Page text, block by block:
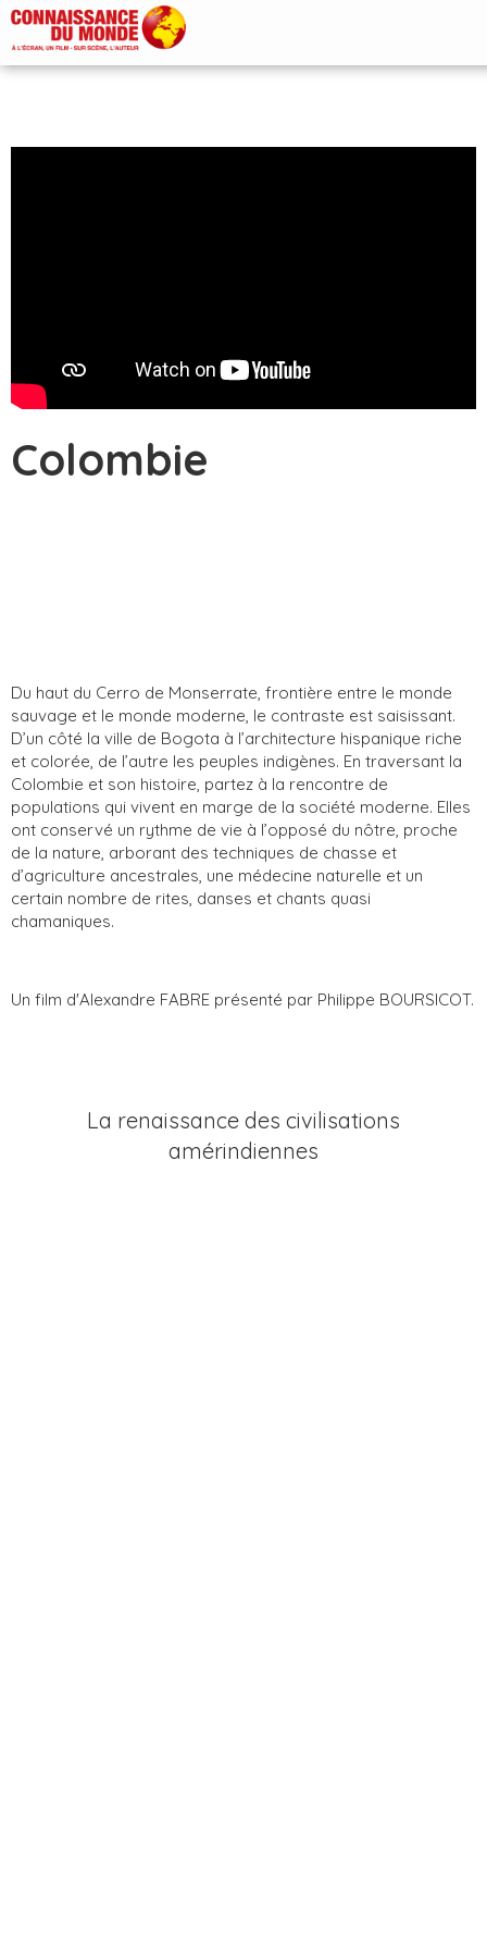
Colombie
La renaissance des civilisations
amérindiennes
Du haut du Cerro de Monserrate, frontière entre le monde
sauvage et le monde moderne, le contraste est saisissant.
D’un côté la ville de Bogota à l’architecture hispanique riche
et colorée, de l’autre les peuples indigènes. En traversant la
Colombie et son histoire, partez à la rencontre de
populations qui vivent en marge de la société moderne. Elles
ont conservé un rythme de vie à l’opposé du nôtre, proche
de la nature, arborant des techniques de chasse et
d’agriculture ancestrales, une médecine naturelle et un
certain nombre de rites, danses et chants quasi
chamaniques.
Un film d'Alexandre FABRE présenté par Philippe BOURSICOT.